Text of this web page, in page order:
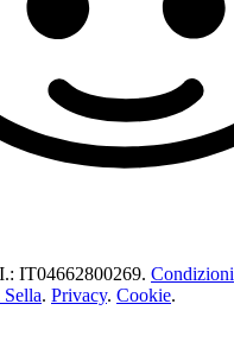
IT04662800269. Condizioni
Sella. Privacy. Cookie.